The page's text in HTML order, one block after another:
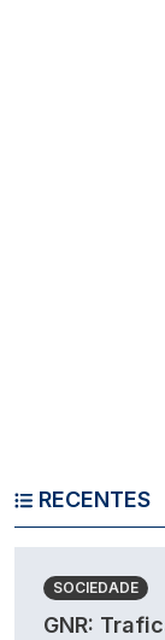
RECENTES
SOCIEDADE
GNR: